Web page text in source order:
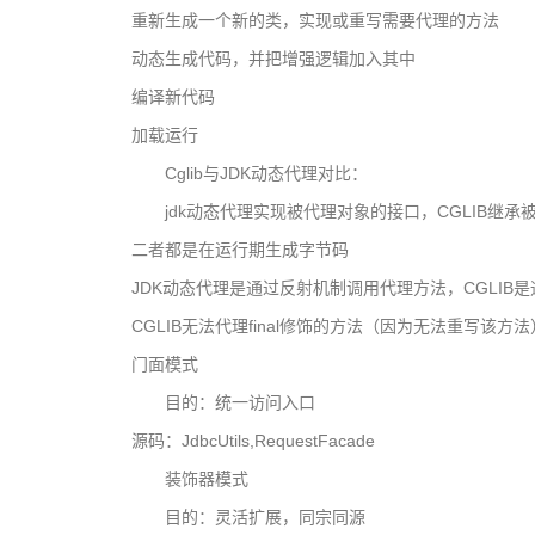
重新生成一个新的类，实现或重写需要代理的方法
动态生成代码，并把增强逻辑加入其中
编译新代码
加载运行
Cglib与JDK动态代理对比：
jdk动态代理实现被代理对象的接口，CGLIB继承
二者都是在运行期生成字节码
JDK动态代理是通过反射机制调用代理方法，CGLIB
CGLIB无法代理final修饰的方法（因为无法重写该方法
门面模式
目的：统一访问入口
源码：JdbcUtils,RequestFacade
装饰器模式
目的：灵活扩展，同宗同源